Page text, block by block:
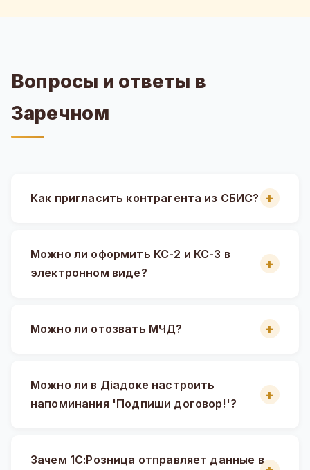
Вопросы и ответы в
Заречном
Как пригласить контрагента из СБИС?
Можно ли оформить КС-2 и КС-3 в
электронном виде?
Можно ли отозвать МЧД?
Можно ли в Діадоке настроить
напоминания 'Подпиши договор!'?
Зачем 1С:Розница отправляет данные в